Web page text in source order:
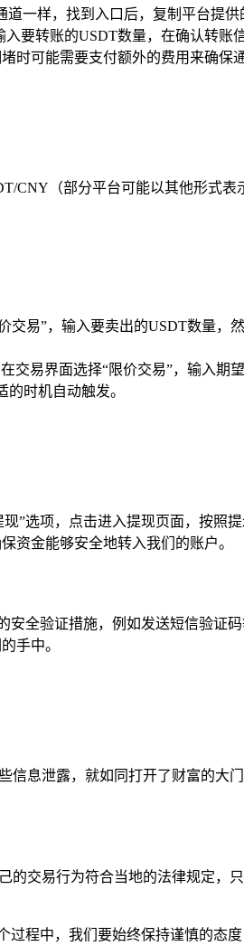
一样，找到入口后，复制平台提
要转账的USDT数量，在确认转账
时可能需要支付额外的费用来确保
CNY（部分平台可能以其他形式
易”，输入要卖出的USDT数量，
易界面选择“限价交易”，输入期
时机自动触发。
”选项，点击进入提现页面，按照
资金能够安全地转入我们的账户。
全验证措施，例如发送短信验证
手中。
息泄露，就如同打开了财富的大
交易行为符合当地的法律规定，
程中，我们要始终保持谨慎的态